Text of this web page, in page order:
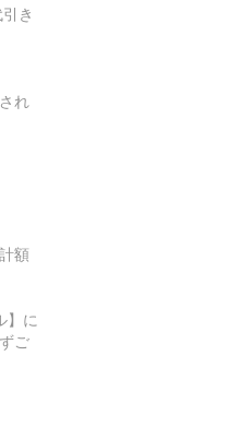
き
れ
額
】に
ご